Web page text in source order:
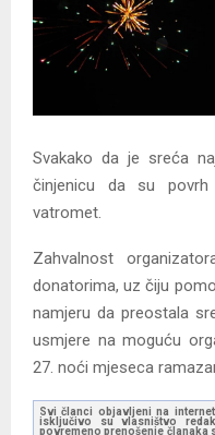
Svakako da je sreća
činjenicu da su povrh
vatromet.
Zahvalnost
donatorima, uz čiju
namjeru da preostala
usmjere na moguću
27. noći mjeseca
Svi članci objavljeni na
isključivo su vlasništvo
povremeno prenošenje članaka